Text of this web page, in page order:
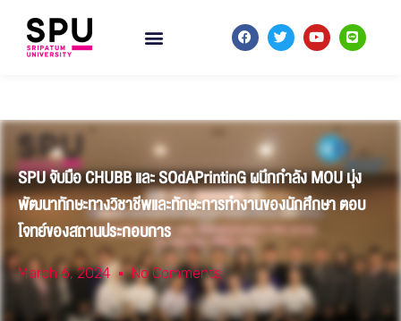
SPU จับมือ CHUBB และ SOdAPrintinG ผนึกกำลัง MOU มุ่ง
พัฒนาทักษะทางวิชาชีพและทักษะการทำงานของนักศึกษา ตอบ
โจทย์ของสถานประกอบการ
March 6, 2024 No Comments